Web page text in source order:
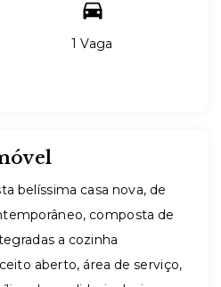
1 Vaga
belíssima casa nova, de
composta de
a cozinha
aberto, área de serviço,